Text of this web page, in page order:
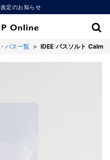
定のお知らせ
バス一覧 > IDEE バスソルト Calm